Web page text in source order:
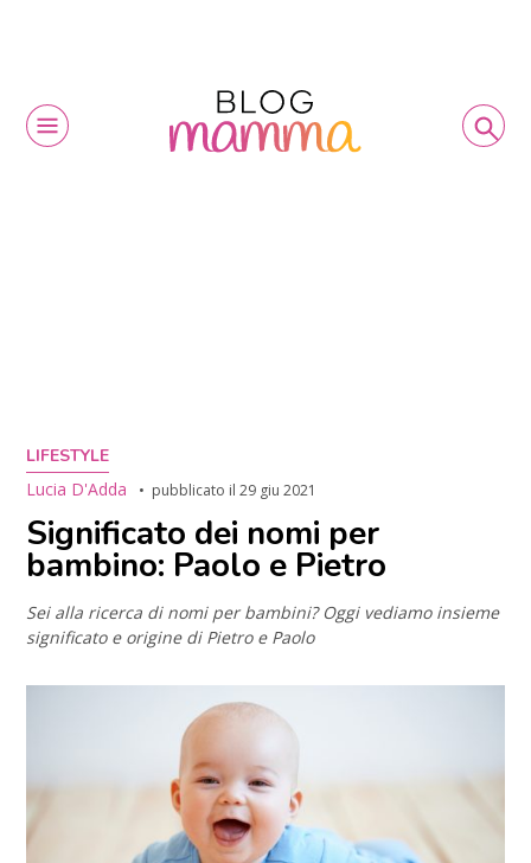
LIFESTYLE
Lucia D'Adda
pubblicato il29 giu 2021
Significato dei nomi per
bambino: Paolo e Pietro
Sei alla ricerca di nomi per bambini? Oggi vediamo insieme
significato e origine di Pietro e Paolo